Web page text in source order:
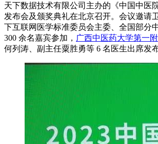
天下数据技术有限公司主办的《中国中医
发布会及颁奖典礼在北京召开。会议邀请
下互联网医学标准委员会主委、全国部分
300 余名嘉宾参加， 广西中医药大学第一
何列涛、副主任粟胜勇等 6 名医生出席发